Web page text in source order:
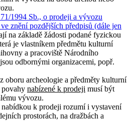
1994 Sb., o prodeji a vývozu
znění pozdějších předpisů (dále jen
na základě žádosti podané fyzickou
je vlastníkem předmětu kulturní
a pracoviště Národního
odbornými organizacemi, popř.
oboru archeologie a předměty kulturní
nabízené k prodeji musí být
vývozu.
nabídkou k prodeji rozumí i vystavení
prostorách, na dražbách a